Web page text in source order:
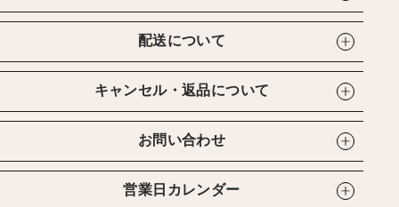
配送について
キャンセル・返品について
お問い合わせ
営業日カレンダー